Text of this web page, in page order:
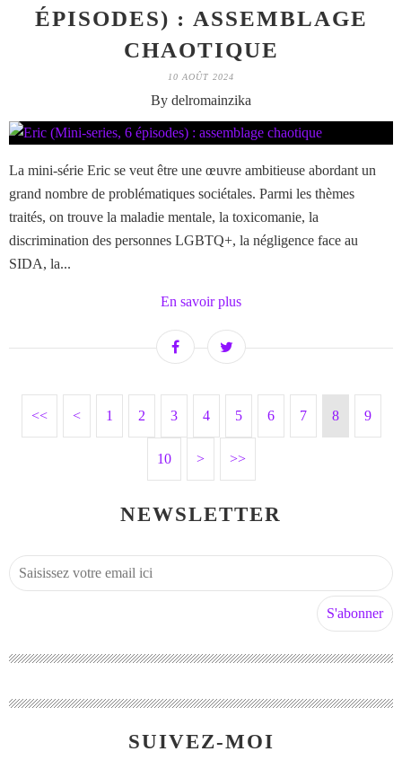
ÉPISODES) : ASSEMBLAGE
CHAOTIQUE
10 AOÛT 2024
By delromainzika
La mini-série Eric se veut être une œuvre ambitieuse abordant un
grand nombre de problématiques sociétales. Parmi les thèmes
traités, on trouve la maladie mentale, la toxicomanie, la
discrimination des personnes LGBTQ+, la négligence face au
SIDA, la...
En savoir plus
<< < 1 2 3 4 5 6 7 8 9
10 > >>
NEWSLETTER
SUIVEZ-MOI